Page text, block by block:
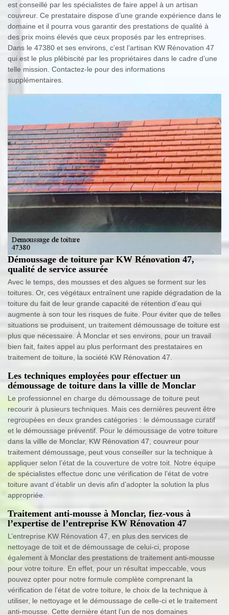
est conseillé par les spécialistes de faire appel à un artisan
couvreur. Ce prestataire dispose d’une grande expérience dans le
domaine et il pourra vous garantir des prestations de qualité à
des prix moins élevés que ceux proposés par les entreprises.
Dans le 47380 et ses environs, c’est l’artisan KW Rénovation 47
qui est le plus plébiscité par les propriétaires dans le cadre d’une
telle mission. Contactez-le pour des informations
supplémentaires.
Démoussage de toiture par KW Rénovation 47,
qualité de service assurée
Avec le temps, des mousses et des algues se forment sur les
toitures. Or, ces végétaux entraînent une rapide dégradation de la
toiture du fait de leur grande capacité de rétention d’eau qui
augmente à son tour les risques de fuite. Pour éviter que de telles
situations se produisent, un traitement démoussage de toiture est
plus que nécessaire. À Monclar et ses environs, pour un travail
bien fait, faites appel au plus performant des prestataires en
traitement de toiture, la société KW Rénovation 47.
Les techniques employées pour effectuer un
démoussage de toiture dans la villle de Monclar
Le professionnel en charge du démoussage de toiture peut
recourir à plusieurs techniques. Mais ces dernières peuvent être
regroupées en deux grandes catégories : le démoussage curatif
et le démoussage préventif. Pour le démoussage de votre toiture
dans la villle de Monclar, KW Rénovation 47, couvreur pour
traitement démoussage, peut vous conseiller sur la technique à
appliquer selon l’état de la couverture de votre toit. Notre équipe
de spécialistes effectue donc une vérification de l’état de votre
toiture avant d’établir un devis afin d’adopter la solution la plus
appropriée.
Traitement anti-mousse à Monclar, fiez-vous à
l’expertise de l’entreprise KW Rénovation 47
L’entreprise KW Rénovation 47, en plus des services de
nettoyage de toit et de démoussage de celui-ci, propose
également à Monclar des prestations de traitement anti-mousse
pour votre toiture. En effet, pour un résultat impeccable, vous
pouvez opter pour notre formule complète comprenant la
vérification de l’état de votre toiture, le choix de la technique à
utiliser, le nettoyage et le démoussage de celle-ci et le traitement
anti-mousse. Cette dernière étant l’un de nos domaines